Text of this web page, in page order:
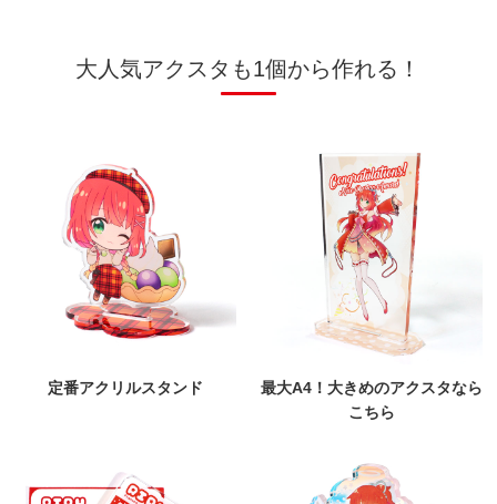
大人気アクスタも1個から作れる！
定番アクリルスタンド
最大A4！大きめのアクスタなら
こちら